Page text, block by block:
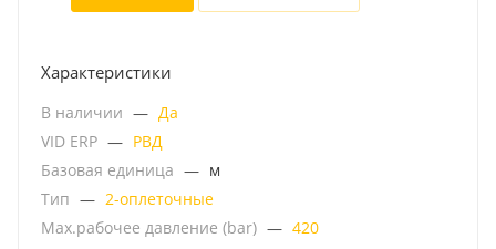
Характеристики
В наличии — Да
VID ERP — РВД
Базовая единица — м
Тип — 2-оплеточные
Мах.рабочее давление (bar) — 420